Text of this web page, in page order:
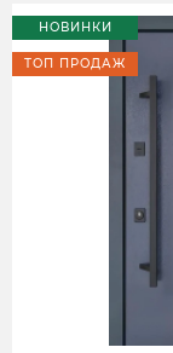
НОВИНКИ
ТОП ПРОДАЖ